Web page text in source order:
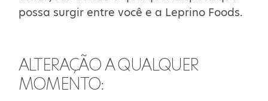
possa surgir entre você e a Leprino Foods.
ALTERAÇÃO A QUALQUER
MOMENTO: